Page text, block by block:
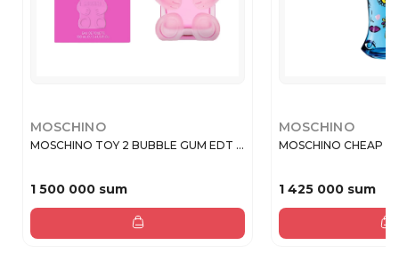
MOSCHINO
MOSCHINO TOY 2 BUBBLE GUM EDT ...
1 500 000 sum
MOSCHINO
MOSCHINO CHEAP
1 425 000 sum